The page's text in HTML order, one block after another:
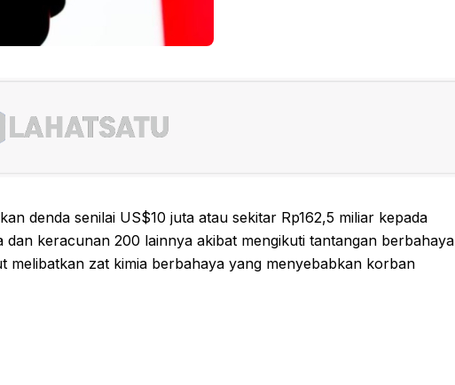
denda senilai US$10 juta atau sekitar Rp162,5 miliar kepada
dan keracunan 200 lainnya akibat mengikuti tantangan berbahaya
zat kimia berbahaya yang menyebabkan korban